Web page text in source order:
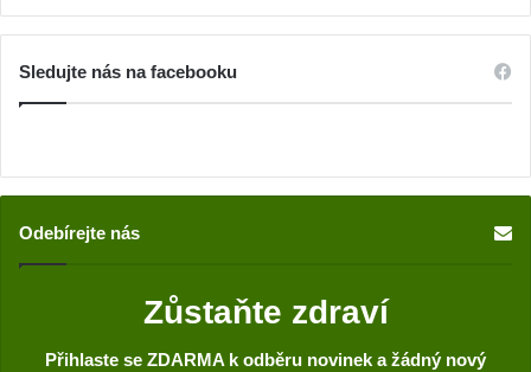
Sledujte nás na facebooku
Odebírejte nás
Zůstaňte zdraví
Přihlaste se ZDARMA k odběru novinek a žádný nový